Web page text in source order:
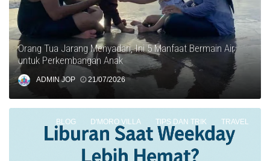
Orang Tua Jarang Menyadari, Ini 5 Manfaat Bermain Air
untuk Perkembangan Anak
ADMIN JOP 21/07/2026
BLOG D'MORO VILLA TIPS DAN TRIK TRAVEL